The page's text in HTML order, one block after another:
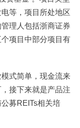
等，项目所处地区
理人包括浙商证券
项目中部分项目有
式简单，现金流来
接下来就是产品注
募REITs相关培